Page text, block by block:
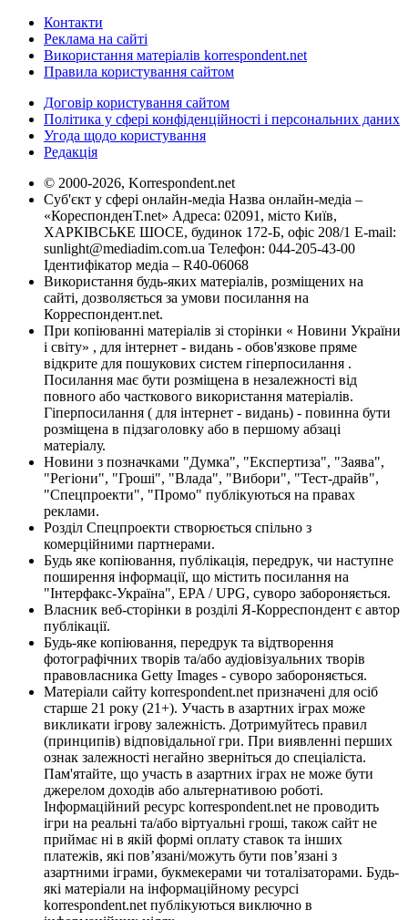
Контакти
Реклама на сайті
Використання матеріалів korrespondent.net
Правила користування сайтом
Договір користування сайтом
Політика у сфері конфіденційності і персональних даних
Угода щодо користування
Редакція
© 2000-2026, Korrespondent.net
Суб'єкт у сфері онлайн-медіа Назва онлайн-медіа –
«КореспонденТ.net» Адреса: 02091, місто Київ,
ХАРКІВСЬКЕ ШОСЕ, будинок 172-Б, офіс 208/1 E-mail:
sunlight@mediadim.com.ua Телефон: 044-205-43-00
Ідентифікатор медіа – R40-06068
Використання будь-яких матеріалів, розміщених на
сайті, дозволяється за умови посилання на
Корреспондент.net.
При копіюванні матеріалів зі сторінки « Новини України
і світу» , для інтернет - видань - обов'язкове пряме
відкрите для пошукових систем гіперпосилання .
Посилання має бути розміщена в незалежності від
повного або часткового використання матеріалів.
Гіперпосилання ( для інтернет - видань) - повинна бути
розміщена в підзаголовку або в першому абзаці
матеріалу.
Новини з позначками "Думка", "Експертиза", "Заява",
"Регіони", "Гроші", "Влада", "Вибори", "Тест-драйв",
"Спецпроекти", "Промо" публікуються на правах
реклами.
Розділ Спецпроекти створюється спільно з
комерційними партнерами.
Будь яке копіювання, публікація, передрук, чи наступне
поширення інформації, що містить посилання на
"Інтерфакс-Україна", EPA / UPG, суворо забороняється.
Власник веб-сторінки в розділі Я-Корреспондент є автор
публікації.
Будь-яке копіювання, передрук та відтворення
фотографічних творів та/або аудіовізуальних творів
правовласника Getty Images - суворо забороняється.
Матеріали сайту korrespondent.net призначені для осіб
старше 21 року (21+). Участь в азартних іграх може
викликати ігрову залежність. Дотримуйтесь правил
(принципів) відповідальної гри. При виявленні перших
ознак залежності негайно зверніться до спеціаліста.
Пам'ятайте, що участь в азартних іграх не може бути
джерелом доходів або альтернативою роботі.
Інформаційний ресурс korrespondent.net не проводить
ігри на реальні та/або віртуальні гроші, також сайт не
приймає ні в якій формі оплату ставок та інших
платежів, які пов’язані/можуть бути пов’язані з
азартними іграми, букмекерами чи тоталізаторами. Будь-
які матеріали на інформаційному ресурсі
korrespondent.net публікуються виключно в